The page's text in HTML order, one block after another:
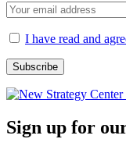
I have read and
Sign up for